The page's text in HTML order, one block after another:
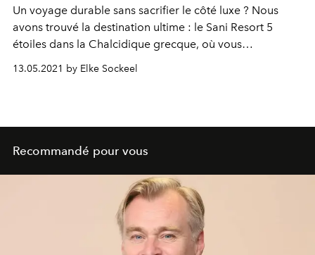
Un voyage durable sans sacrifier le côté luxe ? Nous
avons trouvé la destination ultime : le Sani Resort 5
étoiles dans la Chalcidique grecque, où vous
séjournerez dans le luxe et le confort, au milieu d'une
magnifique réserve naturelle composée de vastes forêts,
13.05.2021 by Elke Sockeel
Recommandé pour vous